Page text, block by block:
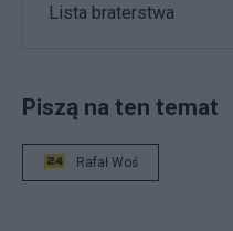
Lista braterstwa
Piszą na ten temat
Rafał Woś